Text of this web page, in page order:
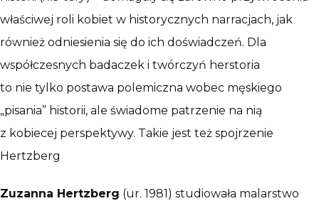
właściwej roli kobiet w historycznych narracjach, jak
również odniesienia się do ich doświadczeń. Dla
współczesnych badaczek i twórczyń herstoria
to nie tylko postawa polemiczna wobec męskiego
„pisania” historii, ale świadome patrzenie na nią
z kobiecej perspektywy. Takie jest też spojrzenie
Hertzberg
Zuzanna Hertzberg (ur. 1981) studiowała malarstwo